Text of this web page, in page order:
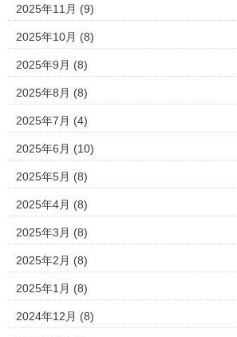
2025年11月 (9)
2025年10月 (8)
2025年9月 (8)
2025年8月 (8)
2025年7月 (4)
2025年6月 (10)
2025年5月 (8)
2025年4月 (8)
2025年3月 (8)
2025年2月 (8)
2025年1月 (8)
2024年12月 (8)